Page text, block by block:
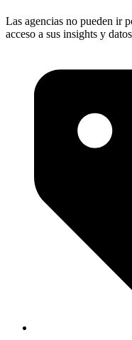
Las agencias no pueden ir
acceso a sus insights y